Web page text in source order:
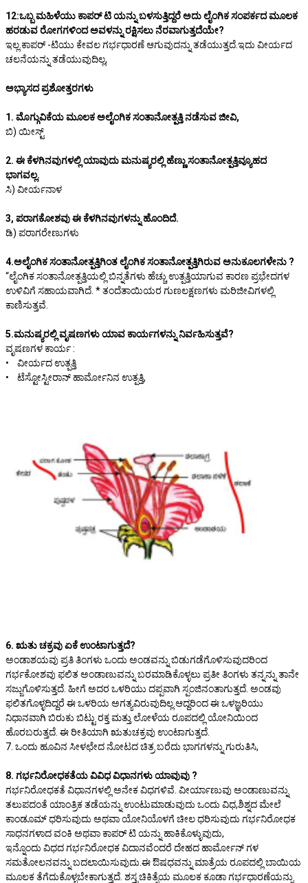
12:ಒಬ್ಬ ಮಹಿಳೆಯು ಕಾಪರ್ ಟಿ ಯನ್ನು ಬಳಸುತ್ತಿದ್ದರೆ ಅದು ಲೈಂಗಿಕ ಸಂಪರ್ಕದ ಮೂಲಕ
ಹರಡುವ ರೋಗಗಳಿಂದ ಅವಳನ್ನು ರಕ್ಷಿಸಲು ನೆರವಾಗುತ್ತದೆಯೇ?
ಇಲ್ಲ.ಕಾಪರ್ -ಟಿಯು ಕೇವಲ ಗರ್ಭಧಾರಣೆ ಆಗುವುದನ್ನು ತಡೆಯುತ್ತದೆ.ಇದು ವೀರ್ಯದ
ಚಲನೆಯನ್ನು ತಡೆಯುವುದಿಲ್ಲ,
ಅಭ್ಯಾಸದ ಪ್ರಶೋತ್ತರಗಳು
1. ಮೊಗ್ಗುವಿಕೆಯ ಮೂಲಕ ಅಲೈಂಗಿಕ ಸಂತಾನೋತ್ಪತ್ತಿ ನಡೆಸುವ ಜೀವಿ,
ಬಿ) ಯೀಸ್ಟ್
2. ಈ ಕೆಳಗಿನವುಗಳಲ್ಲಿ ಯಾವುದು ಮನುಷ್ಯರಲ್ಲಿ ಹೆಣ್ಣು ಸಂತಾನೋತ್ಪತ್ತಿವ್ಯೂಹದ
ಭಾಗವಲ್ಲ.
ಸಿ) ವೀರ್ಯನಾಳ
3, ಪರಾಗಕೋಶವು ಈ ಕೆಳಗಿನವುಗಳನ್ನು ಹೊಂದಿದೆ.
ಡಿ) ಪರಾಗರೇಣುಗಳು
4.ಅಲೈಂಗಿಕ ಸಂತಾನೋತ್ಪತ್ತಿಗಿಂತ ಲೈಂಗಿಕ ಸಂತಾನೋತ್ಪತ್ತಿಗಿರುವ ಅನುಕೂಲಗಳೇನು ?
“ಲೈಂಗಿಕ ಸಂತಾನೋತ್ಪತ್ತಿಯಲ್ಲಿ ಬಿನ್ನತೆಗಳು ಹೆಚ್ಚು ಉತ್ಪತ್ತಿಯಾಗುವ ಕಾರಣ ಪ್ರಭೇದಗಳ
ಉಳಿವಿಗೆ ಸಹಾಯವಾಗಿದೆ. * ತಂದೆತಾಯಿಯರ ಗುಣಲಕ್ಷಣಗಳು ಮರಿಜೀವಿಗಳಲ್ಲಿ
ಕಾಣಿಸುತ್ತವೆ.
5.ಮನುಷ್ಯರಲ್ಲಿ ವೃಷಣಗಳು ಯಾವ ಕಾರ್ಯಗಳನ್ನು ನಿರ್ವಹಿಸುತ್ತವೆ?
ವೃಷಣಗಳ ಕಾರ್ಯ :
• ವೀರ್ಯದ ಉತ್ಪತ್ತಿ
• ಟೆಸ್ಟೋಸ್ಟೀರಾನ್ ಹಾರ್ಮೋನಿನ ಉತ್ಪತ್ತಿ,
6. ಋತು ಚಕ್ರವು ಏಕೆ ಉಂಟಾಗುತ್ತದೆ?
ಅಂಡಾಶಯವು ಪ್ರತಿ ತಿಂಗಳು ಒಂದು ಅಂಡವನ್ನು ಬಿಡುಗಡೆಗೊಳಿಸುವುದರಿಂದ
ಗರ್ಭಕೋಶವು ಫಲಿತ ಅಂಡಾಣುವನ್ನು ಬರಮಾಡಿಕೊಳ್ಳಲು ಪ್ರತೀ ತಿಂಗಳು ತನ್ನನ್ನು ತಾನೇ
ಸಜ್ಜುಗೊಳಿಸುತ್ತದೆ. ಹೀಗೆ ಅದರ ಒಳರಿಯು ದಪ್ಪವಾಗಿ ಸ್ಪಂಜಿನಂತಾಗುತ್ತದೆ. ಅಂಡವು
ಫಲಿತಗೊಳ್ಳದಿದ್ದರೆ ಈ ಒಳರಿಯ ಅಗತ್ಯವಿರುವುದಿಲ್ಲ.ಆದ್ದರಿಂದ ಈ ಒಳಜ್ಞರಿಯು
ನಿಧಾನವಾಗಿ ಬಿರುಕು ಬಿಟ್ಟು ರಕ್ತ ಮತ್ತು ಲೋಳೆಯ ರೂಪದಲ್ಲಿ ಯೋನಿಯಿಂದ
ಹೊರಬರುತ್ತದೆ. ಈ ರೀತಿಯಾಗಿ ಋತುಚಕ್ರವು ಉಂಟಾಗುತ್ತದೆ.
7. ಒಂದು ಹೂವಿನ ಸೀಳಛೇದ ನೋಟದ ಚಿತ್ರ ಬರೆದು ಭಾಗಗಳನ್ನು ಗುರುತಿಸಿ,
8. ಗರ್ಭನಿರೋಧಕತೆಯ ವಿವಿಧ ವಿಧಾನಗಳು ಯಾವುವು ?
ಗರ್ಭನಿರೋಧಕತೆ ವಿಧಾನಗಳಲ್ಲಿ ಅನೇಕ ವಿಧಗಳಿವೆ. ವೀರ್ಯಾಣುವು ಅಂಡಾಣುವನ್ನು
ತಲುಪದಂತೆ ಯಾಂತ್ರಿಕ ತಡೆಯನ್ನು ಉಂಟುಮಾಡುವುದು ಒಂದು ವಿಧ,ಶಿಶ್ನದ ಮೇಲೆ
ಕಾಂಡೂಮ್ ಧರಿಸುವುದು ಅಥವಾ ಯೋನಿಯೊಳಗೆ ಚೀಲ ಧರಿಸುವುದು ಗರ್ಭನಿರೋಧಕ
ಸಾಧನಗಳಾದ ವಂಕಿ ಅಥವಾ ಕಾಪರ್ ಟಿ ಯನ್ನು ಹಾಕಿಕೊಳ್ಳುವುದು,
ಇನ್ನೊಂದು ವಿಧದ ಗರ್ಭನಿರೋಧಕ ವಿದಾನವೆಂದರೆ ದೇಹದ ಹಾರ್ಮೋನ್ ಗಳ
ಸಮತೋಲನವನ್ನು ಬದಲಾಯಿಸುವುದು.ಈ ಔಷಧವನ್ನು ಮಾತ್ರೆಯ ರೂಪದಲ್ಲಿ ಬಾಯಿಯ
ಮೂಲಕ ತೆಗೆದುಕೊಳ್ಳಬೇಕಾಗುತ್ತದೆ. ಶಸ್ತ್ರಚಿಕಿತ್ಸೆಯ ಮೂಲಕ ಕೂಡಾ ಗರ್ಭಧಾರಣೆಯನ್ನು